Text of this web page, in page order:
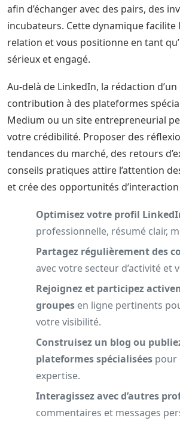
afin d’échanger avec des pairs, des
incubateurs. Cette dynamique facilite
relation et vous positionne en tant
sérieux et engagé.
Au-delà de LinkedIn, la rédaction
contribution à des plateformes
Medium ou un site entrepreneurial
votre crédibilité. Proposer des
tendances du marché, des retours
conseils pratiques attire l’attention
et crée des opportunités
Optimisez votre profil
professionnelle, résumé clair,
Partagez régulièrement des
avec votre secteur d’activité et
Rejoignez et participez
groupes en ligne pertinents
votre visibilité.
Construisez un blog ou
plateformes spécialisées pour
expertise.
Interagissez avec d’autres
commentaires et messages